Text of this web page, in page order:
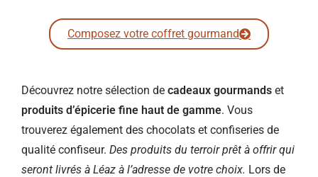
Composez votre coffret gourmand
Découvrez notre sélection de cadeaux gourmands et
produits d’épicerie fine haut de gamme. Vous
trouverez également des chocolats et confiseries de
qualité confiseur. Des produits du terroir prêt à offrir qui
seront livrés à Léaz à l’adresse de votre choix. Lors de